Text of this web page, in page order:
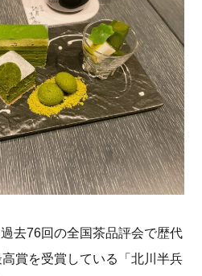
去76回の全国茶品評会で歴代
賞を受賞している「北川半兵